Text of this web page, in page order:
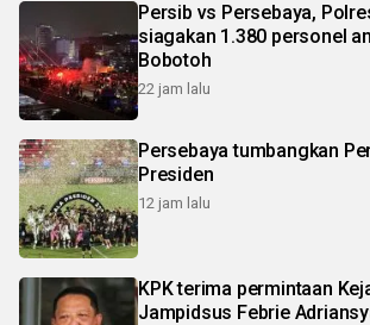
Persib vs Persebaya,
siagakan 1.380 personel
Bobotoh
22 jam lalu
Persebaya tumbangkan
Presiden
12 jam lalu
KPK terima permintaan
Jampidsus Febrie